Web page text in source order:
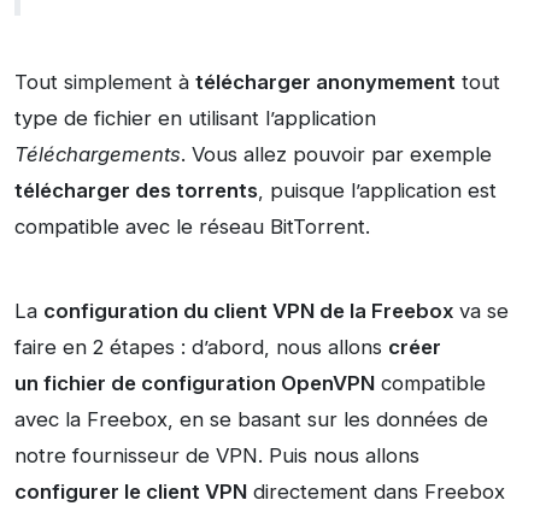
Tout simplement à télécharger anonymement tout
type de fichier en utilisant l’application
Téléchargements. Vous allez pouvoir par exemple
télécharger des torrents, puisque l’application est
compatible avec le réseau BitTorrent.
La configuration du client VPN de la Freebox va se
faire en 2 étapes : d’abord, nous allons créer
un fichier de configuration OpenVPN compatible
avec la Freebox, en se basant sur les données de
notre fournisseur de VPN. Puis nous allons
configurer le client VPN directement dans Freebox